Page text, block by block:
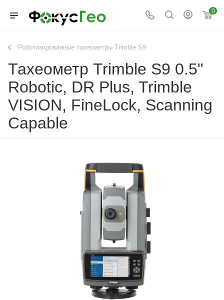
0
Роботизированные тахеометры Trimble S9
Тахеометр Trimble S9 0.5"
Robotic, DR Plus, Trimble
VISION, FineLock, Scanning
Capable